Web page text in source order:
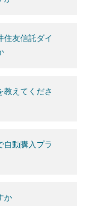
友信託ダイ
えてくださ
自動購入プラ
か